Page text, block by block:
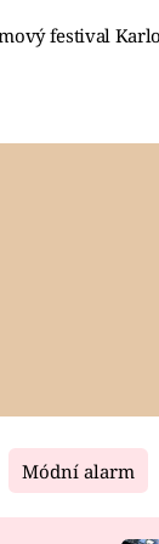
festival
Living
Módní alarm